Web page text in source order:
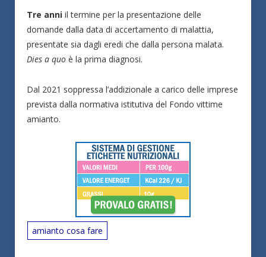
Tre anni il termine per la presentazione delle
domande dalla data di accertamento di malattia,
presentate sia dagli eredi che dalla persona malata.
Dies a quo è la prima diagnosi.
Dal 2021 soppressa l’addizionale a carico delle imprese
prevista dalla normativa istitutiva del Fondo vittime
amianto.
amianto cosa fare